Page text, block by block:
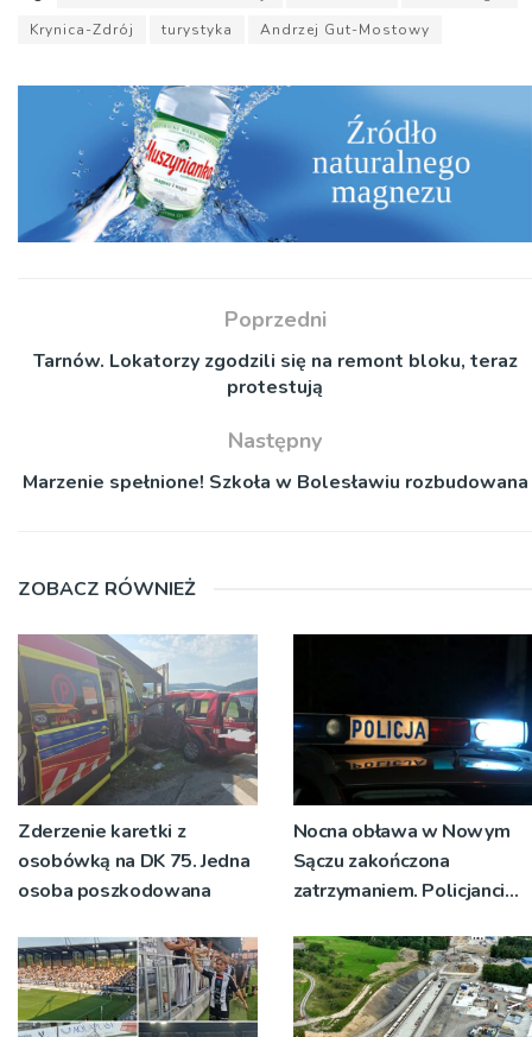
Krynica-Zdrój
turystyka Andrzej Gut-Mostowy
Poprzedni
Tarnów. Lokatorzy zgodzili się na remont bloku, teraz
protestują
Następny
Marzenie spełnione! Szkoła w Bolesławiu rozbudowana
ZOBACZ RÓWNIEŻ
Zderzenie karetki z
osobówką na DK 75. Jedna
osoba poszkodowana
Nocna obława w Nowym
Sączu zakończona
zatrzymaniem. Policjanci
dźgnięcia 31-letniego
mężczyzny